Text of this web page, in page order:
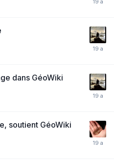
dans GéoWiki
soutient GéoWiki